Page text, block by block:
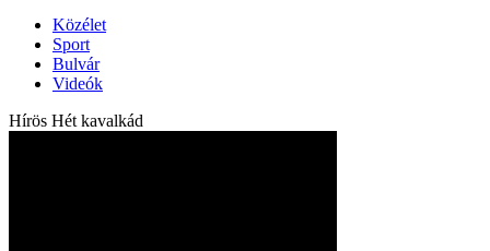
Közélet
Sport
Bulvár
Videók
Hírös Hét kavalkád